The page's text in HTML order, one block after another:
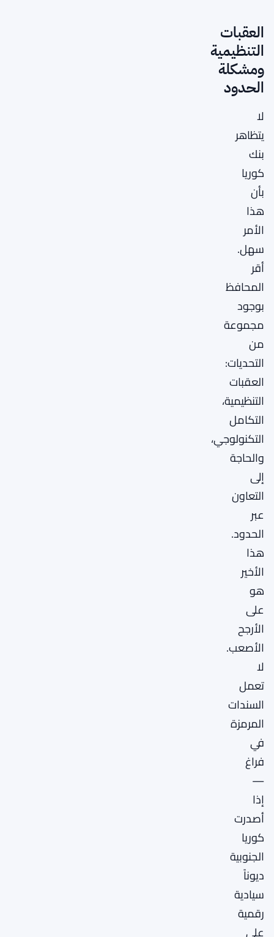
العقبات
التنظيمية
ومشكلة
الحدود
لا
يتظاهر
بنك
كوريا
بأن
هذا
الأمر
سهل.
أقر
المحافظ
بوجود
مجموعة
من
التحديات:
العقبات
التنظيمية،
التكامل
التكنولوجي،
والحاجة
إلى
التعاون
عبر
الحدود.
هذا
الأخير
هو
على
الأرجح
الأصعب.
لا
تعمل
السندات
المرمزة
في
فراغ
—
إذا
أصدرت
كوريا
الجنوبية
ديوناً
سيادية
رقمية
على